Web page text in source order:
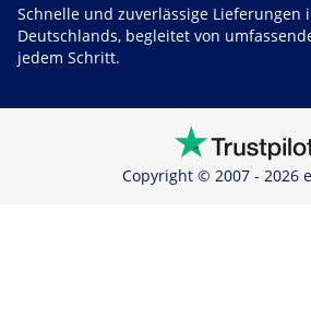
Schnelle und zuverlässige Lieferungen
Deutschlands, begleitet von
jedem Schritt.
Copyright © 2007 - 2026